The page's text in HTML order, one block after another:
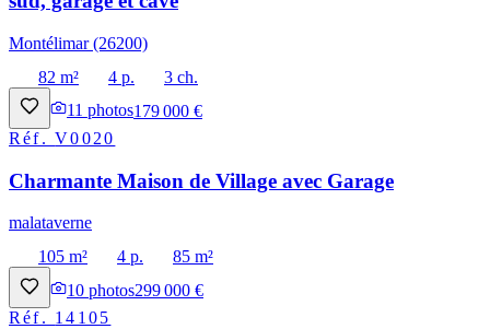
Montélimar (26200)
82 m²
4 p.
3 ch.
11 photos179 000 €
Réf.V0020
Charmante Maison de Village avec Garage
malataverne
105 m²
4 p.
85 m²
10 photos299 000 €
Réf. 14105